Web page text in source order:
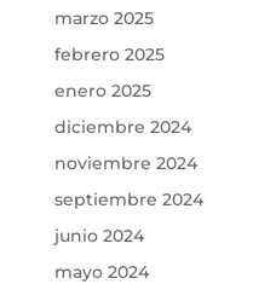
marzo 2025
febrero 2025
enero 2025
diciembre 2024
noviembre 2024
septiembre 2024
junio 2024
mayo 2024